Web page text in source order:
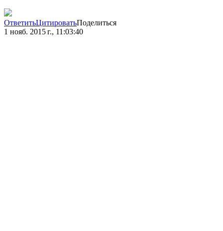
ОтветитьЦитироватьПоделиться
1 нояб. 2015 г., 11:03:40